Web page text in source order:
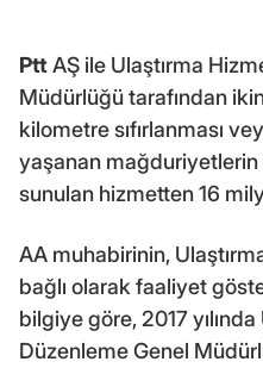
PttAŞ ile Ulaştırma
Müdürlüğü tarafından
kilometre sıfırlanması
yaşanan mağduriyetlerin
sunulan hizmetten 16
AA muhabirinin,
bağlı olarak faaliyet
bilgiye göre, 2017
Düzenleme Genel